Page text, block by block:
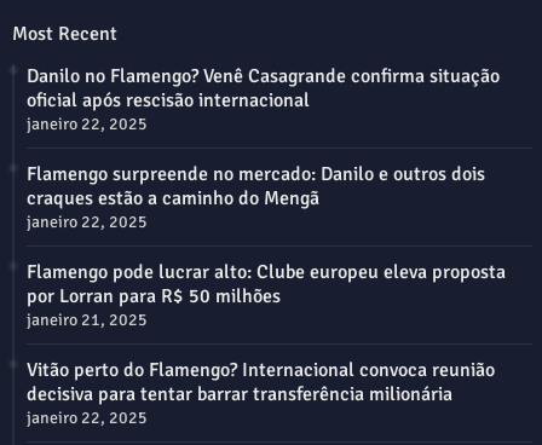
Most Recent
Danilo no Flamengo? Venê Casagrande confirma situação
oficial após rescisão internacional
janeiro 22, 2025
Flamengo surpreende no mercado: Danilo e outros dois
craques estão a caminho do Mengã
janeiro 22, 2025
Flamengo pode lucrar alto: Clube europeu eleva proposta
por Lorran para R$ 50 milhões
janeiro 21, 2025
Vitão perto do Flamengo? Internacional convoca reunião
decisiva para tentar barrar transferência milionária
janeiro 22, 2025